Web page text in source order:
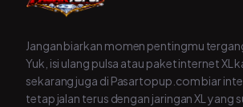
Jangan biarkan momen pentingmu
Yuk, isi ulang pulsa atau paket internet XL
sekarang juga di Pasartopup.com biar
tetap jalan terus dengan jaringan XL yang